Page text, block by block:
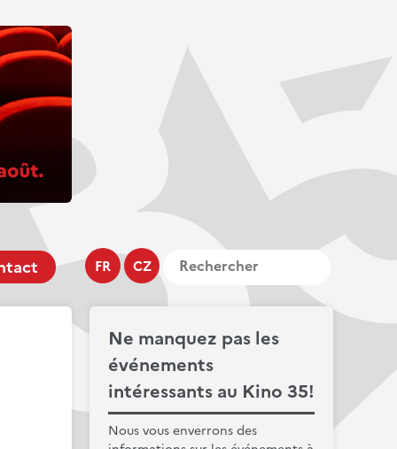
FR CZ
Ne manquez pas les
événements
intéressants au Kino 35!
Nous vous enverrons des